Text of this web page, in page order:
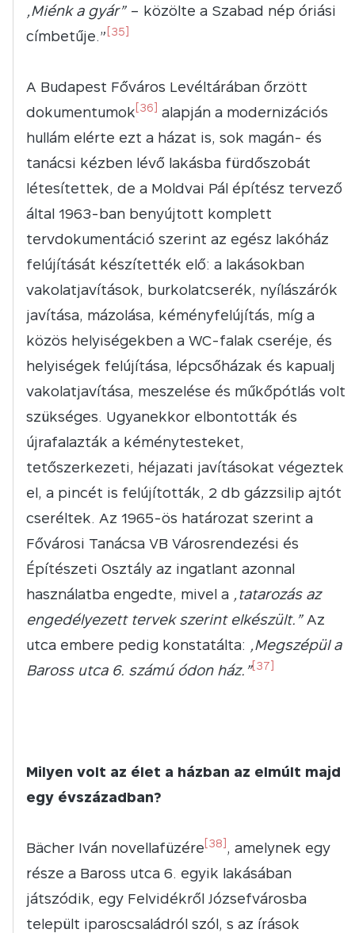
„Miénk a gyár” – közölte a Szabad nép óriási
címbetűje.” [35]
A Budapest Főváros Levéltárában őrzött
dokumentumok [36]
alapján a modernizációs
hullám elérte ezt a házat is, sok magán- és
tanácsi kézben lévő lakásba fürdőszobát
létesítettek, de a Moldvai Pál építész tervező
által 1963-ban benyújtott komplett
tervdokumentáció szerint az egész lakóház
felújítását készítették elő: a lakásokban
vakolatjavítások, burkolatcserék, nyílászárók
javítása, mázolása, kéményfelújítás, míg a
közös helyiségekben a WC-falak cseréje, és
helyiségek felújítása, lépcsőházak és kapualj
vakolatjavítása, meszelése és műkőpótlás volt
szükséges. Ugyanekkor elbontották és
újrafalazták a kéménytesteket,
tetőszerkezeti, héjazati javításokat végeztek
el, a pincét is felújították, 2 db gázzsilip ajtót
cseréltek. Az 1965-ös határozat szerint a
Fővárosi Tanácsa VB Városrendezési és
Építészeti Osztály az ingatlant azonnal
használatba engedte, mivel a „tatarozás az
engedélyezett tervek szerint elkészült.” Az
utca embere pedig konstatálta: „Megszépül a
Baross utca 6. számú ódon ház.”[37]
Milyen volt az élet a házban az elmúlt majd
egy évszázadban?
Bächer Iván novellafüzére [38] , amelynek egy
része a Baross utca 6. egyik lakásában
játszódik, egy Felvidékről Józsefvárosba
települt iparoscsaládról szól, s az írások